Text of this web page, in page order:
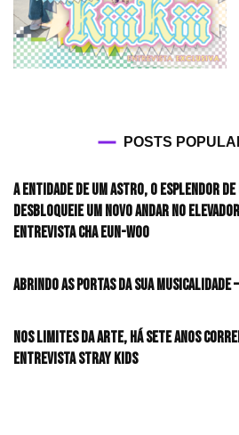
POSTS
A entidade de um astro, o esplendor
desbloqueie um novo andar no
Entrevista CHA EUN-WOO
Abrindo as portas da sua musicalidade
Nos limites da arte, há sete anos
Entrevista Stray Kids